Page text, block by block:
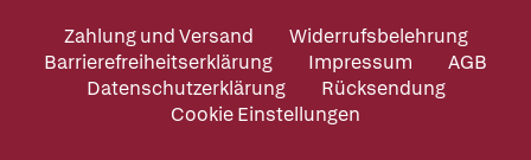
Zahlung und Versand
Widerrufsbelehrung
Barrierefreiheitserklärung
Impressum
AGB
Datenschutzerklärung
Rücksendung
Cookie Einstellungen